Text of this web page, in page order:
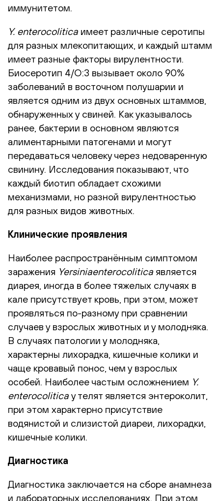
иммунитетом.
Y. enterocolitica имеет различные серотипы
для разных млекопитающих, и каждый штамм
имеет разные факторы вирулентности.
Биосеротип 4/O:3 вызывает около 90%
заболеваний в восточном полушарии и
является одним из двух основных штаммов,
обнаруженных у свиней. Как указывалось
ранее, бактерии в основном являются
алиментарными патогенами и могут
передаваться человеку через недоваренную
свинину. Исследования показывают, что
каждый биотип обладает схожими
механизмами, но разной вирулентностью
для разных видов животных.
Клинические проявления
Наиболее распространённым симптомом
заражения Yersiniaenterocolitica является
диарея, иногда в более тяжелых случаях в
кале присутствует кровь, при этом, может
проявляться по-разному при сравнении
случаев у взрослых животных и у молодняка.
В случаях патологии у молодняка,
характерны лихорадка, кишечные колики и
чаще кровавый понос, чем у взрослых
особей. Наиболее частым осложнением Y.
enterocolitica у телят является энтероколит,
при этом характерно присутствие
водянистой и слизистой диареи, лихорадки,
кишечные колики.
Диагностика
Диагностика заключается на сборе анамнеза
и лабораторных исследованиях. При этом